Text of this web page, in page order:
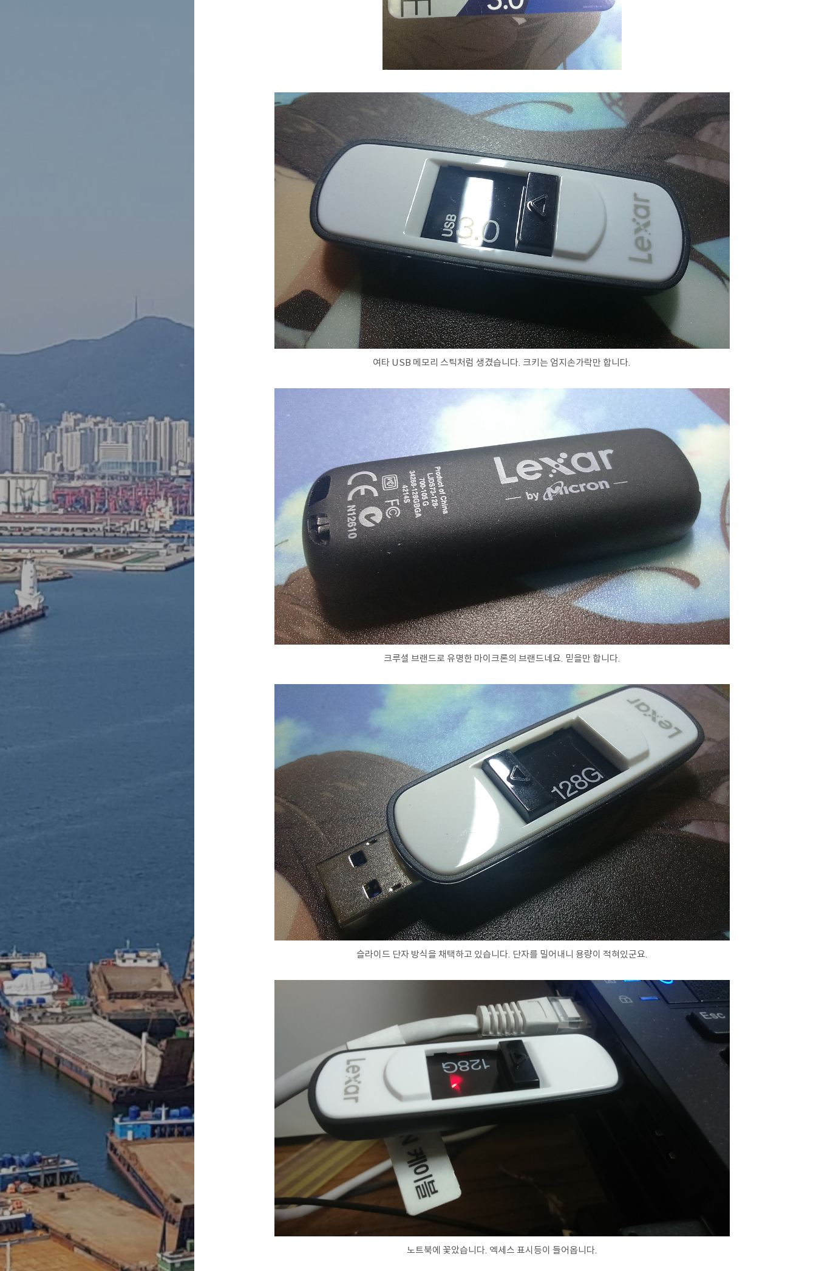
여타 USB 메모리 스틱처럼 생겼습니다. 크키는 엄지손가락만 합니다.
크루셜 브랜드로 유명한 마이크론의 브랜드네요. 믿을만 합니다.
슬라이드 단자 방식을 채택하고 있습니다. 단자를 밀어내니 용량이 적혀있군요.
노트북에 꽃았습니다. 엑세스 표시등이 들어옵니다.